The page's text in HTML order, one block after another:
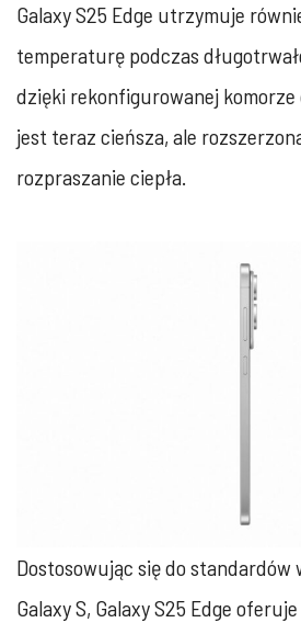
Galaxy S25 Edge utrzymuje
temperaturę podczas
dzięki rekonfigurowanej komorze
jest teraz cieńsza, ale
rozpraszanie ciepła.
Dostosowując się do standardów
Galaxy S, Galaxy S25 Edge